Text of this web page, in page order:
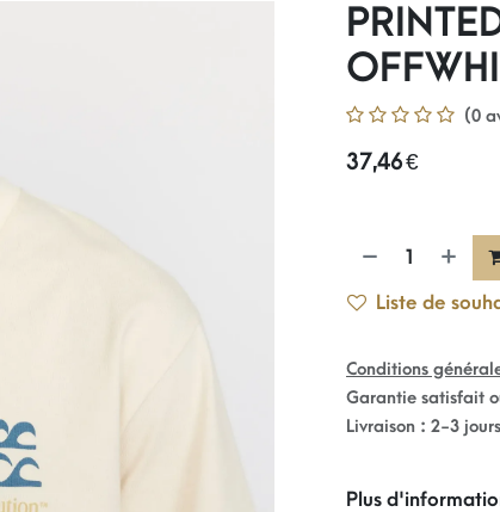
(0
37,46€
Liste de
Conditions
Garantie satisfait
Livraison : 2-3
Plus